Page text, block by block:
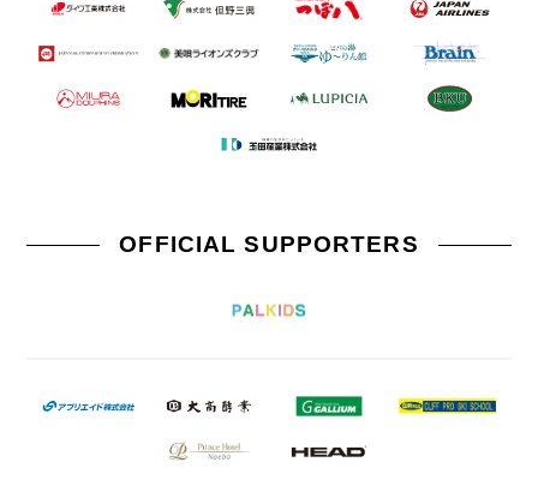
OFFICIAL SUPPORTERS